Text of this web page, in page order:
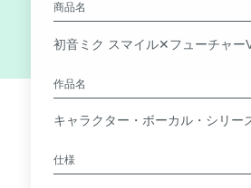
商品名
初音ミク スマイル✕フューチャー
作品名
キャラクター・ボーカル・シリー
仕様